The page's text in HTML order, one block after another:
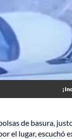
de basura,
el lugar,